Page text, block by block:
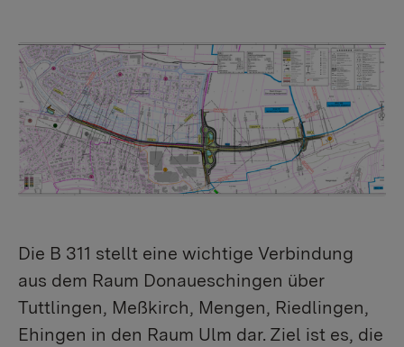
Die B 311 stellt eine wichtige Verbindung
aus dem Raum Donaueschingen über
Tuttlingen, Meßkirch, Mengen, Riedlingen,
Ehingen in den Raum Ulm dar. Ziel ist es, die